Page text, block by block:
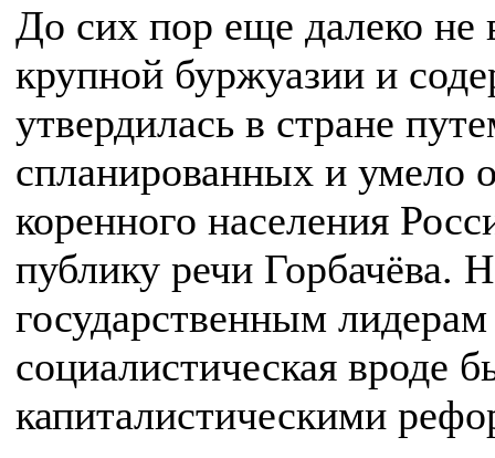
До сих пор еще далеко не
крупной буржуазии и
утвердилась в стране
спланированных и умело
коренного населения
публику речи Горбачёва.
государственным
социалистическая вроде
капиталистическими